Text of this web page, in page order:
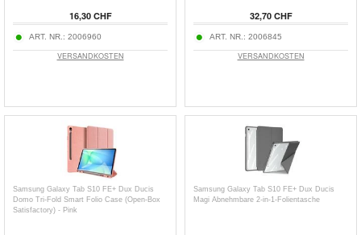
16,30 CHF
ART. NR.: 2006960
VERSANDKOSTEN
32,70 CHF
ART. NR.: 2006845
VERSANDKOSTEN
Samsung Galaxy Tab S10 FE+ Dux Ducis
Domo Tri-Fold Smart Folio Case (Open-Box
Satisfactory) - Pink
Samsung Galaxy Tab S10 FE+ Dux Ducis
Magi Abnehmbare 2-in-1-Folientasche